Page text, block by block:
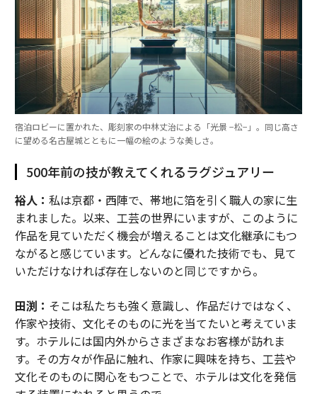
宿泊ロビーに置かれた、彫刻家の中林丈治による「光景 −松−」。同じ高さ
に望める名古屋城とともに一幅の絵のような美しさ。
500年前の技が教えてくれるラグジュアリー
裕人： 私は京都・西陣で、帯地に箔を引く職人の家に生
まれました。以来、工芸の世界にいますが、このように
作品を見ていただく機会が増えることは文化継承にもつ
ながると感じています。どんなに優れた技術でも、見て
いただけなければ存在しないのと同じですから。
田渕： そこは私たちも強く意識し、作品だけではなく、
作家や技術、文化そのものに光を当てたいと考えていま
す。ホテルには国内外からさまざまなお客様が訪れま
す。その方々が作品に触れ、作家に興味を持ち、工芸や
文化そのものに関心をもつことで、ホテルは文化を発信